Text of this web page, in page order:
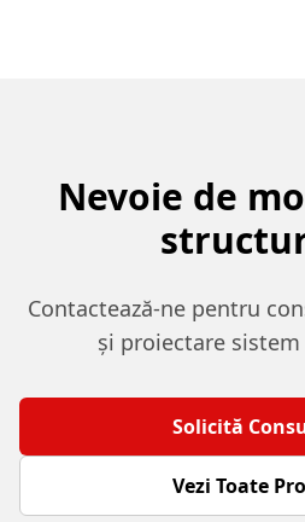
Nevoie de
Contactează-ne pentru
și proiectare
Solicită
Vezi Toate